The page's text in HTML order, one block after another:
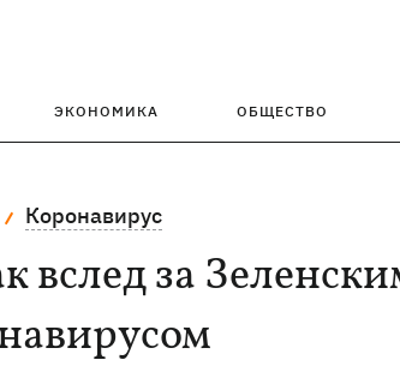
ЭКОНОМИКА ОБЩЕСТВО
Коронавирус
вслед за